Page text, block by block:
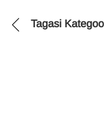
Tagasi